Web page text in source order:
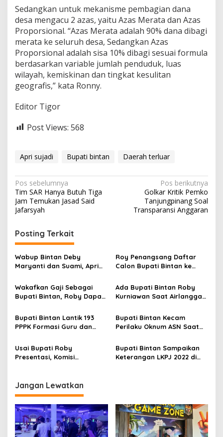
Sedangkan untuk mekanisme pembagian dana
desa mengacu 2 azas, yaitu Azas Merata dan Azas
Proporsional. “Azas Merata adalah 90% dana dibagi
merata ke seluruh desa, Sedangkan Azas
Proporsional adalah sisa 10% dibagi sesuai formula
berdasarkan variable jumlah penduduk, luas
wilayah, kemiskinan dan tingkat kesulitan
geografis,” kata Ronny.
Editor Tigor
Post Views: 568
Apri sujadi Bupati bintan Daerah terluar
N
a
v
i
g
a
s
i
p
s
Pos sebelumnya
Tim SAR Hanya Butuh Tiga
Jam Temukan Jasad Said
Jafarsyah
Pos berikutnya
Golkar Kritik Pemko
Tanjungpinang Soal
Transparansi Anggaran
Posting Terkait
Wabup Bintan Deby
Maryanti dan Suami, Apri
Penganiayaan di
Pekanbaru
Roy Penangsang Daftar
Calon Bupati Bintan ke
“Bintan Baru”
Wakafkan Gaji Sebagai
Bupati Bintan, Roby Dapat
Award 2024
Ada Bupati Bintan Roby
Kurniawan Saat Airlangga
ke Kaesang
Bupati Bintan Lantik 193
PPPK Formasi Guru dan
Bupati Bintan Kecam
Perilaku Oknum ASN Saat
yang Viral
Usai Bupati Roby
Presentasi, Komisi
Bupati Bintan Sampaikan
Keterangan LKPJ 2022 di
Jangan Lewatkan